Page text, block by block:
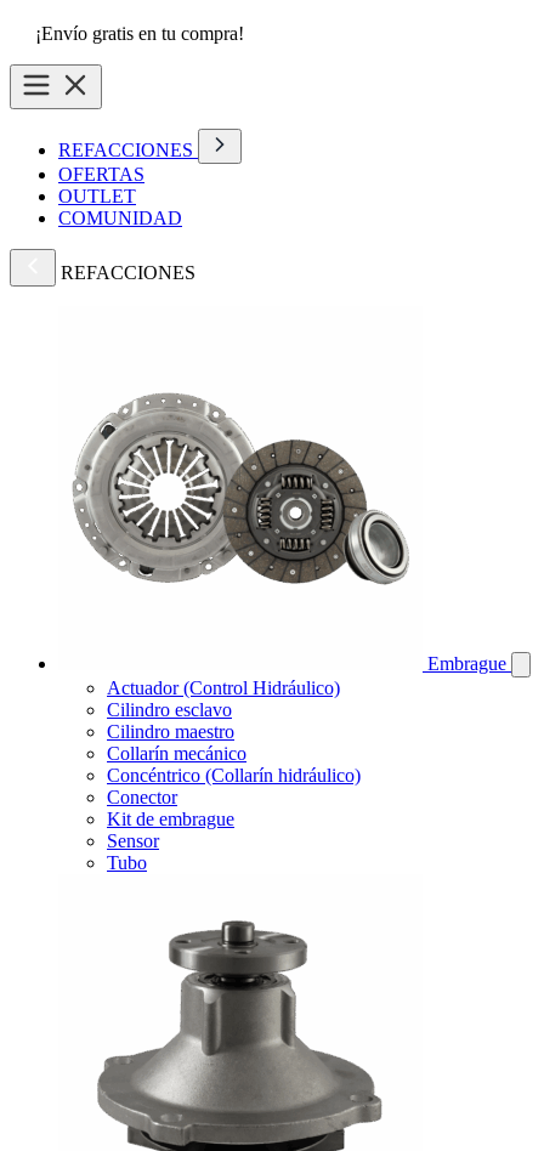
¡Envío gratis en tu compra!
REFACCIONES
OFERTAS
OUTLET
COMUNIDAD
REFACCIONES
Embrague
Actuador (Control Hidráulico)
Cilindro esclavo
Cilindro maestro
Collarín mecánico
Concéntrico (Collarín hidráulico)
Conector
Kit de embrague
Sensor
Tubo